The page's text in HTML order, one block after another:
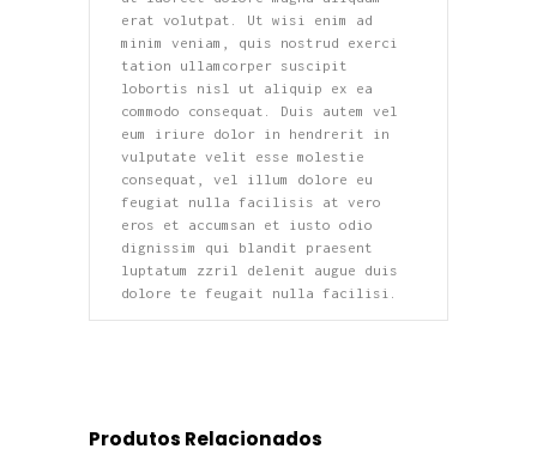
erat volutpat. Ut wisi enim ad
minim veniam, quis nostrud exerci
tation ullamcorper suscipit
lobortis nisl ut aliquip ex ea
commodo consequat. Duis autem vel
eum iriure dolor in hendrerit in
vulputate velit esse molestie
consequat, vel illum dolore eu
feugiat nulla facilisis at vero
eros et accumsan et iusto odio
dignissim qui blandit praesent
luptatum zzril delenit augue duis
dolore te feugait nulla facilisi.
Produtos Relacionados